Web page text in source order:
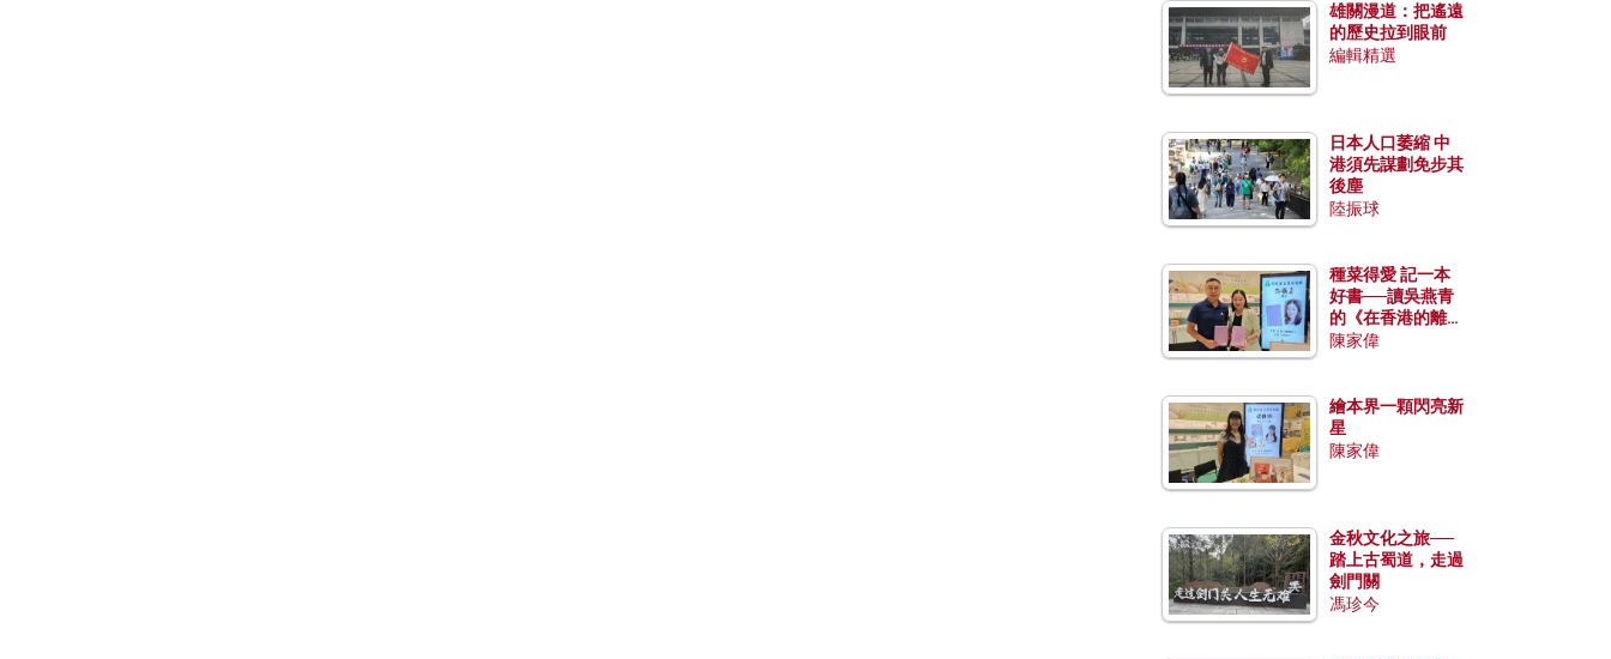
雄關漫道：把遙遠
的歷史拉到眼前
編輯精選
日本人口萎縮 中
港須先謀劃免步其
後塵
陸振球
種菜得愛 記一本
好書──讀吳燕青
的《在香港的離島
種菜》
陳家偉
繪本界一顆閃亮新
星
陳家偉
金秋文化之旅──
踏上古蜀道，走過
劍門關
馮珍今